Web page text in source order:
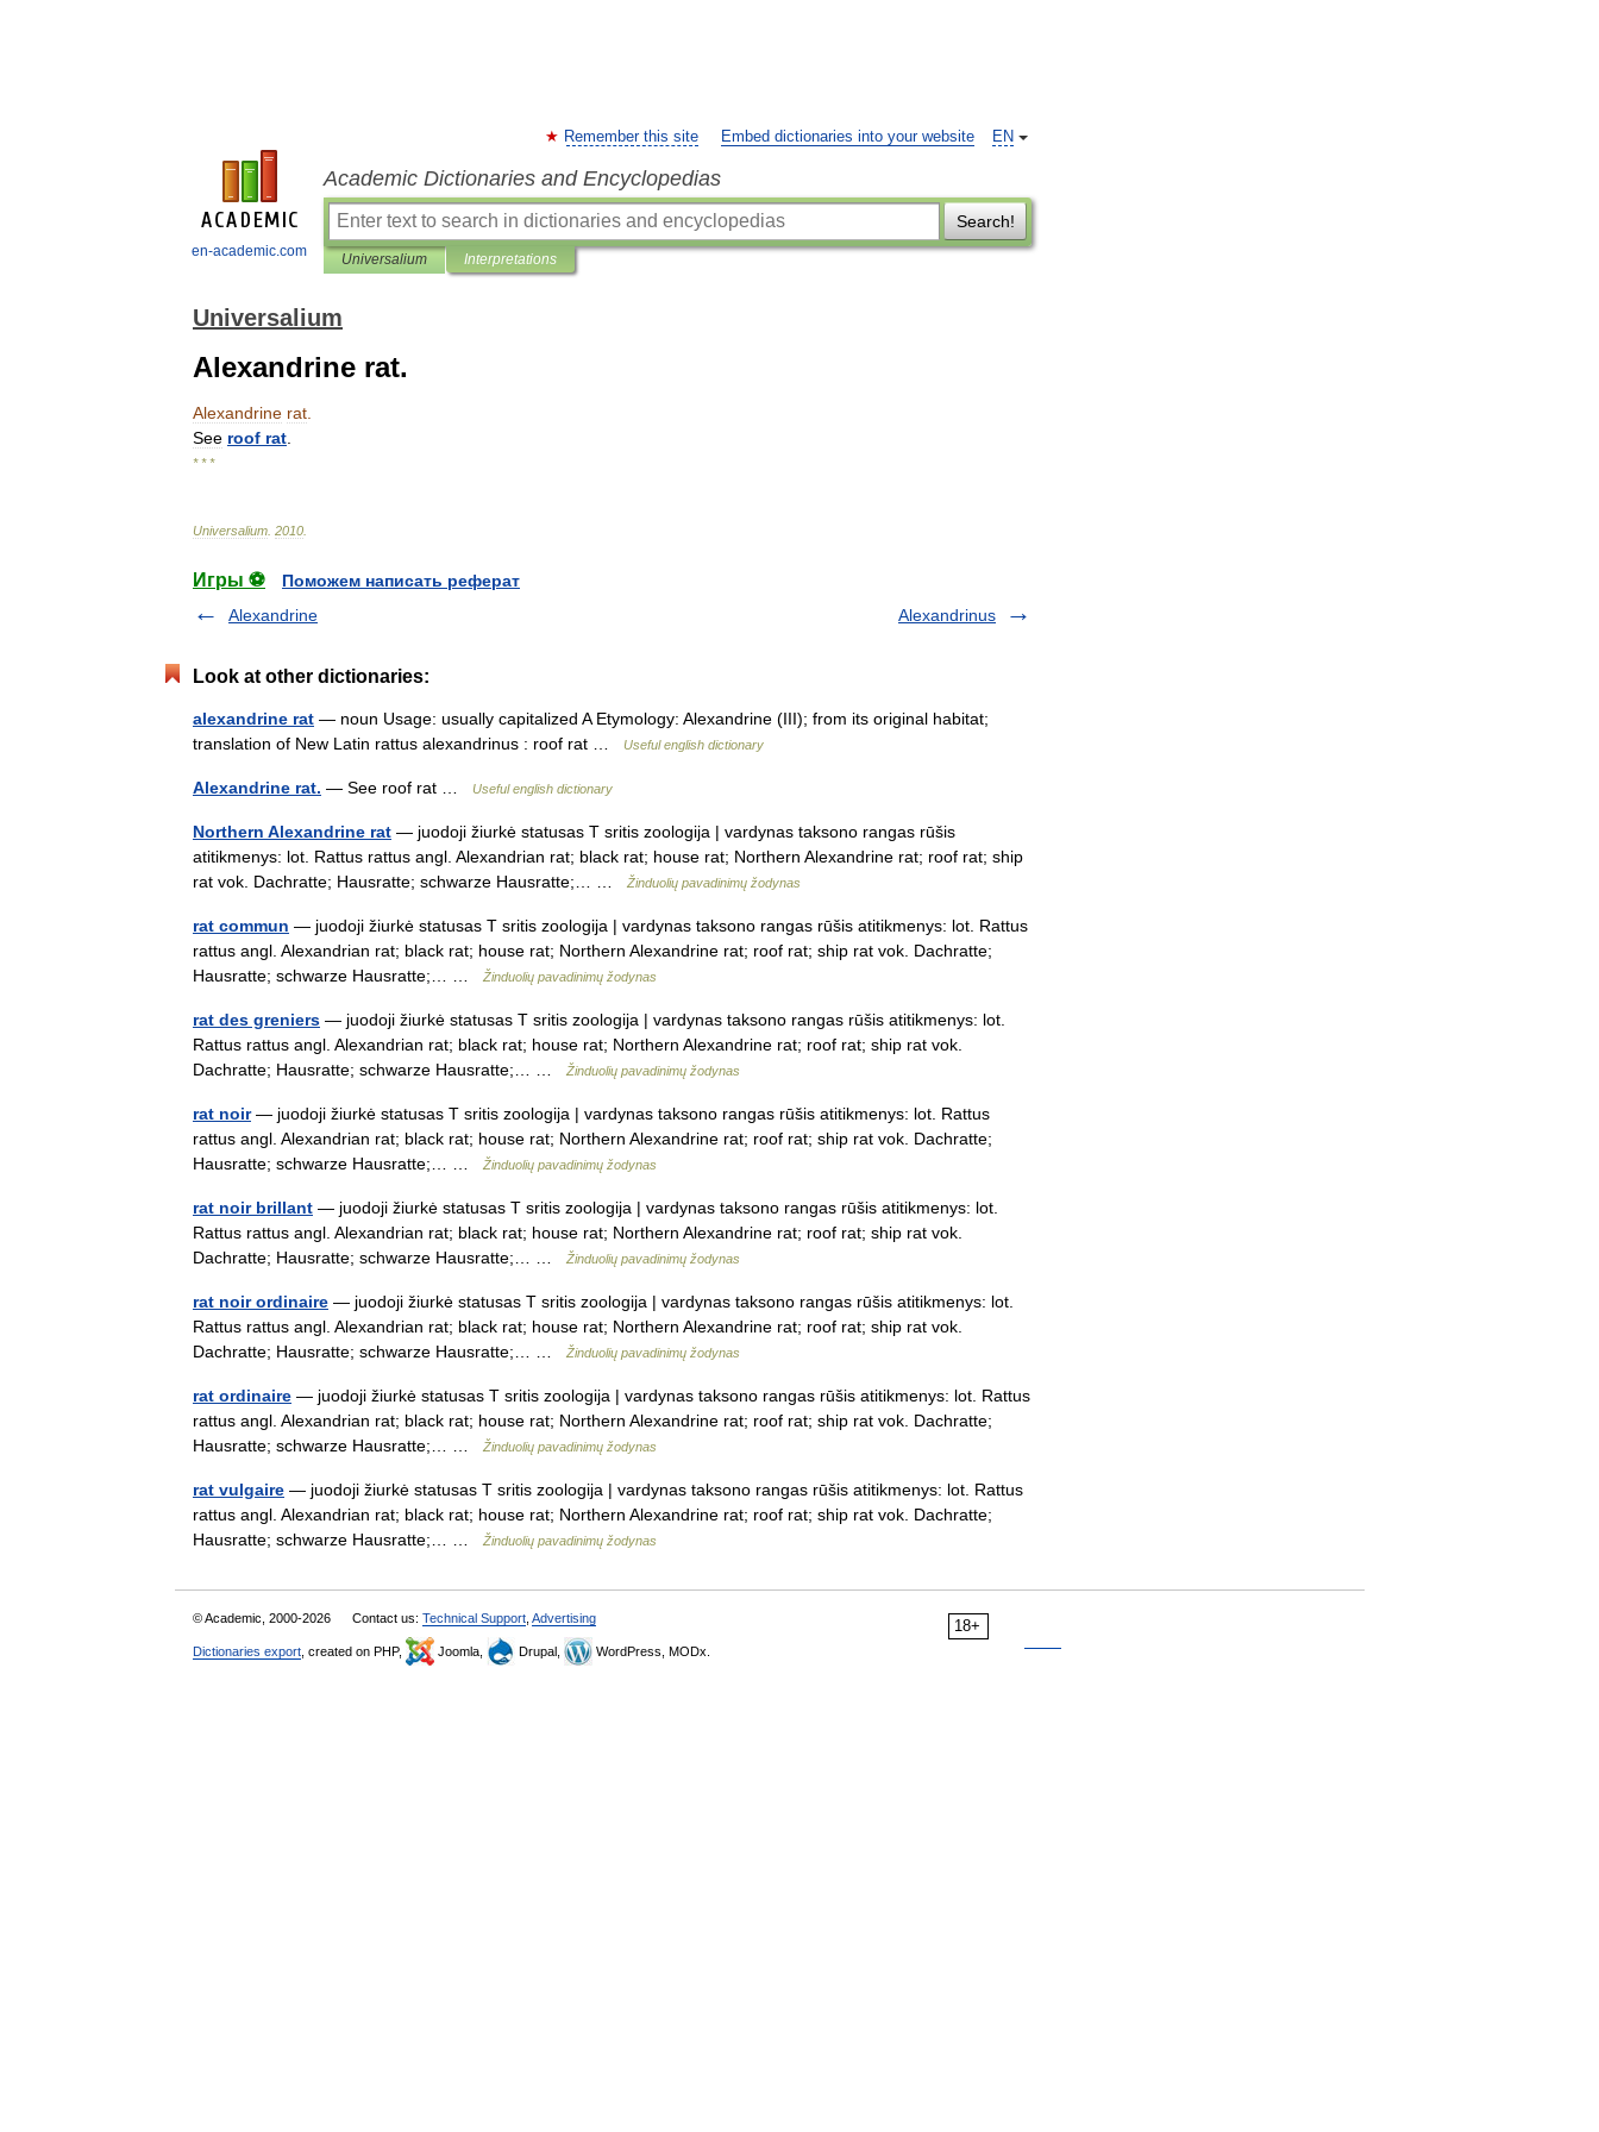
en-academic.com
EN
Remember this site Embed dictionaries into your website
Academic Dictionaries and Encyclopedias
Search!
Universalium Interpretations
Universalium
Alexandrine rat.
Alexandrine rat
See roof rat
* * *
Universalium 2010
Игры ⚽
Поможем написать реферат
Alexandrine
Alexandrinus
Look at other dictionaries:
alexandrine rat — noun Usage: usually capitalized A Etymology: Alexandrine (III); from its original habitat;
translation of New Latin rattus alexandrinus : roof rat …
Useful english dictionary
Alexandrine rat. — See roof rat … Useful english dictionary
Northern Alexandrine rat — juodoji žiurkė statusas T sritis zoologija | vardynas taksono rangas rūšis
atitikmenys: lot. Rattus rattus angl. Alexandrian rat; black rat; house rat; Northern Alexandrine rat; roof rat; ship
rat vok. Dachratte; Hausratte; schwarze Hausratte;… …
Žinduolių pavadinimų žodynas
rat commun — juodoji žiurkė statusas T sritis zoologija | vardynas taksono rangas rūšis atitikmenys: lot. Rattus
rattus angl. Alexandrian rat; black rat; house rat; Northern Alexandrine rat; roof rat; ship rat vok. Dachratte;
Hausratte; schwarze Hausratte;… …
Žinduolių pavadinimų žodynas
rat des greniers — juodoji žiurkė statusas T sritis zoologija | vardynas taksono rangas rūšis atitikmenys: lot.
Rattus rattus angl. Alexandrian rat; black rat; house rat; Northern Alexandrine rat; roof rat; ship rat vok.
Dachratte; Hausratte; schwarze Hausratte;… …
Žinduolių pavadinimų žodynas
rat noir— juodoji žiurkė statusas T sritis zoologija | vardynas taksono rangas rūšis atitikmenys: lot. Rattus
rattus angl. Alexandrian rat; black rat; house rat; Northern Alexandrine rat; roof rat; ship rat vok. Dachratte;
Hausratte; schwarze Hausratte;… …
Žinduolių pavadinimų žodynas
rat noir brillant — juodoji žiurkė statusas T sritis zoologija | vardynas taksono rangas rūšis atitikmenys: lot.
Rattus rattus angl. Alexandrian rat; black rat; house rat; Northern Alexandrine rat; roof rat; ship rat vok.
Dachratte; Hausratte; schwarze Hausratte;… …
Žinduolių pavadinimų žodynas
rat noir ordinaire — juodoji žiurkė statusas T sritis zoologija | vardynas taksono rangas rūšis atitikmenys: lot.
Rattus rattus angl. Alexandrian rat; black rat; house rat; Northern Alexandrine rat; roof rat; ship rat vok.
Dachratte; Hausratte; schwarze Hausratte;… …
Žinduolių pavadinimų žodynas
rat ordinaire — juodoji žiurkė statusas T sritis zoologija | vardynas taksono rangas rūšis atitikmenys: lot. Rattus
rattus angl. Alexandrian rat; black rat; house rat; Northern Alexandrine rat; roof rat; ship rat vok. Dachratte;
Hausratte; schwarze Hausratte;… …
Žinduolių pavadinimų žodynas
rat vulgaire — juodoji žiurkė statusas T sritis zoologija | vardynas taksono rangas rūšis atitikmenys: lot. Rattus
rattus angl. Alexandrian rat; black rat; house rat; Northern Alexandrine rat; roof rat; ship rat vok. Dachratte;
Hausratte; schwarze Hausratte;… …
Žinduolių pavadinimų žodynas
18+
© Academic, 2000-2026 Contact us: Technical Support Advertising
Dictionaries export , created on PHP, Joomla, Drupal, WordPress, MODx.